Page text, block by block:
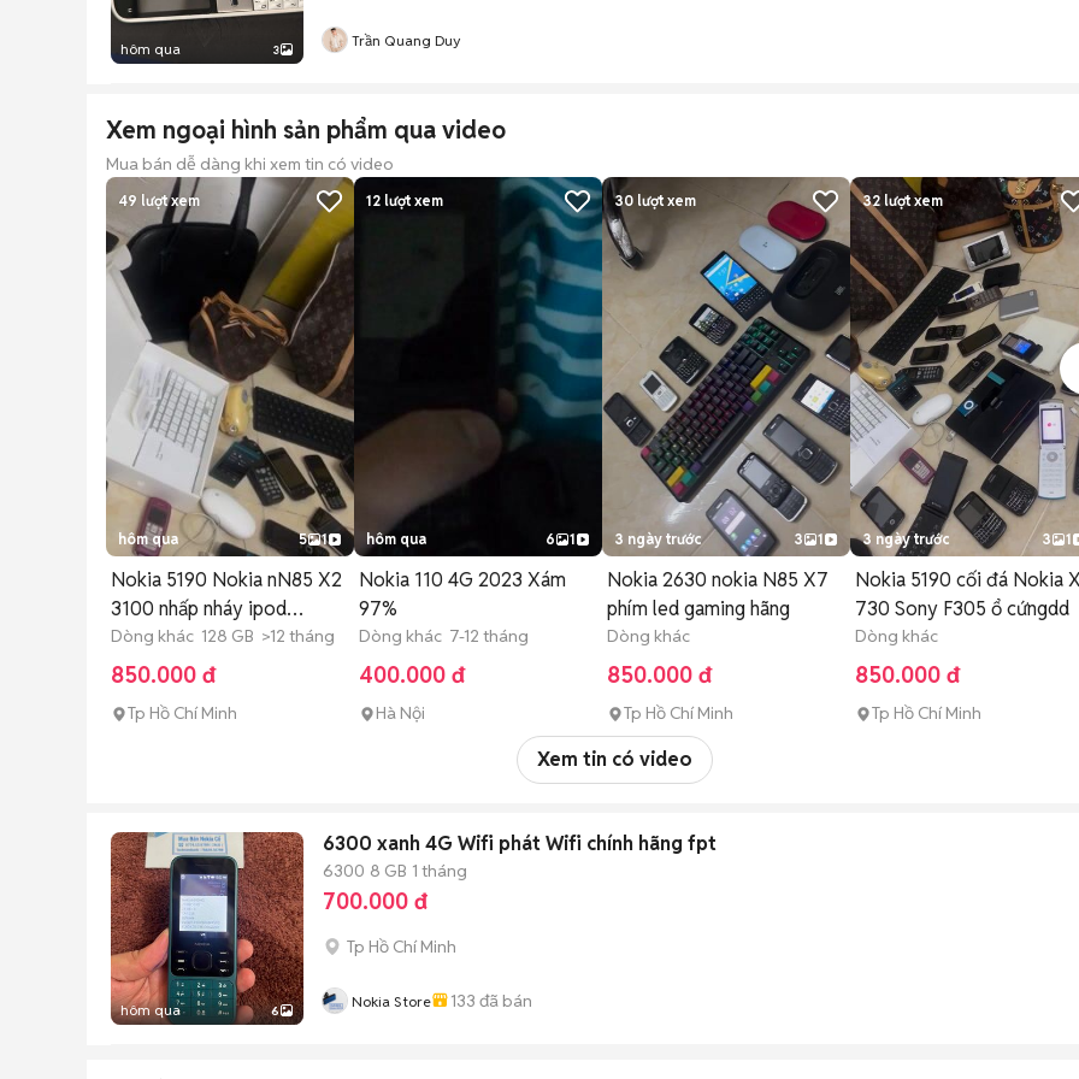
hôm qua 3 Trần Quang Duy
Xem ngoại hình sản phẩm qua video
Mua bán dễ dàng khi xem tin có video
49 lượt xem
hôm qua 5 1
Nokia 5190 Nokia nN85 X2
3100 nhấp nháy ipod
MotoV
Dòng khác 128 GB >12 tháng
850.000 đ
Tp Hồ Chí Minh
12 lượt xem
hôm qua 6 1
Nokia 110 4G 2023 Xám
97%
Dòng khác 7-12 tháng
400.000 đ
Hà Nội
30 lượt xem
3 ngày trước 3 1
Nokia 2630 nokia N85 X7
phím led gaming hãng
Dòng khác
850.000 đ
Tp Hồ Chí Minh
32 lượt xem
3 ngày trước 3 1
Nokia 5190 cối đá Nokia
730 Sony F305 ổ cứngdd
Dòng khác
850.000 đ
Tp Hồ Chí Minh
Xem tin có video
hôm qua 6
6300 xanh 4G Wifi phát Wifi chính hãng fpt
6300 8 GB 1 tháng
700.000 đ
Tp Hồ Chí Minh
Nokia Store 133 đã bán